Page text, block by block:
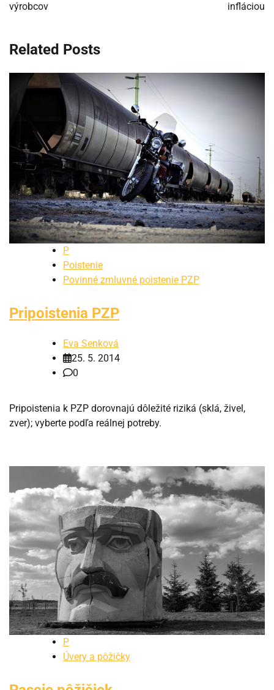
článku
výrobcov
infláciou
Related Posts
P
Poistenie
Povinné zmluvné poistenie PZP
Pripoistenia PZP
Eva Senková
25. 5. 2014
0
Pripoistenia k PZP dorovnajú dôležité riziká (sklá, živel,
zver); vyberte podľa reálnej potreby.
P
Úvery a pôžičky